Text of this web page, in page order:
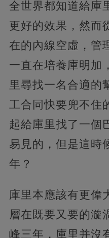
全世界都知道給庫
更好的效果，然而
在的內線空虛，管
一直在培養庫明加
里尋找一名合適的
工合同快要兜不住
起給庫里找了一個
易見的，但是這時
年？
庫里本應該有更偉
層在既要又要的漩
峰三年，庫里并沒